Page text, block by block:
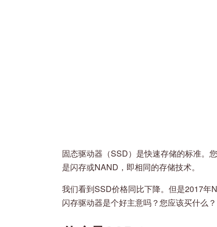
固态驱动器（SSD）是快速存储的标准。
是闪存或NAND，即相同的存储技术。
我们看到SSD价格同比下降。但是2017
闪存驱动器是个好主意吗？您应该买什么？